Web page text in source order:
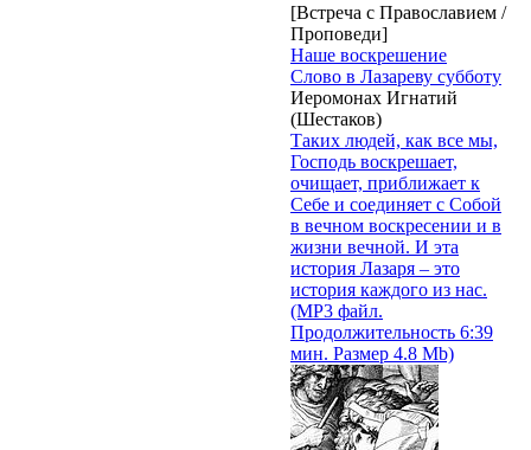
[Встреча с Православием /
Проповеди]
Наше воскрешение
Слово в Лазареву субботу
Иеромонах Игнатий
(Шестаков)
Таких людей, как все мы,
Господь воскрешает,
очищает, приближает к
Себе и соединяет с Собой
в вечном воскресении и в
жизни вечной. И эта
история Лазаря – это
история каждого из нас.
(MP3 файл.
Продолжительность 6:39
мин. Размер 4.8 Mb)